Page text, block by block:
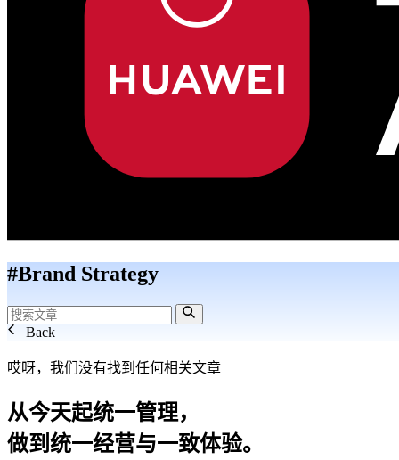
#Brand Strategy
Back
哎呀，我们没有找到任何相关文章
从今天起统一管理，
做到统一经营与一致体验。